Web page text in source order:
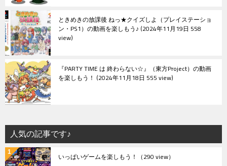
ときめきの放課後 ねっ★クイズしよ（プレイステーショ
ン・PS1）の動画を楽しもう♪ 2024年11月19日 558
view
『PARTY TIME は 終わらない☆』（東方Project）の動画
を楽しもう！ 2024年11月18日 555 view
人気の記事です♪
いっぱいゲームを楽しもう！ （290 view）